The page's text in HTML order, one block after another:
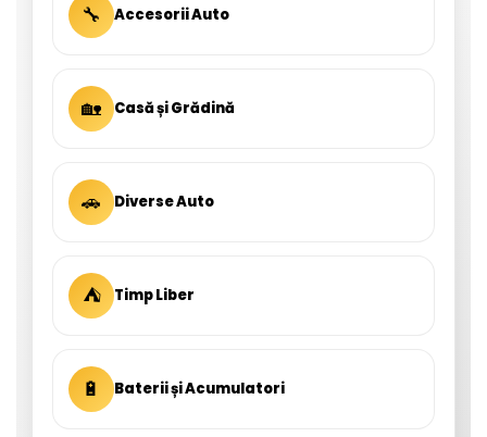
🔧 Accesorii Auto
🏡 Casă și Grădină
🚗 Diverse Auto
⛺ Timp Liber
🔋 Baterii și Acumulatori